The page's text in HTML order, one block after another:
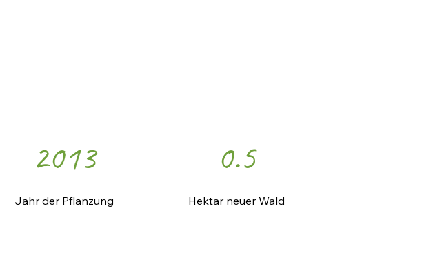
2013
Jahr der Pflanzung
0.5
Hektar neuer Wald